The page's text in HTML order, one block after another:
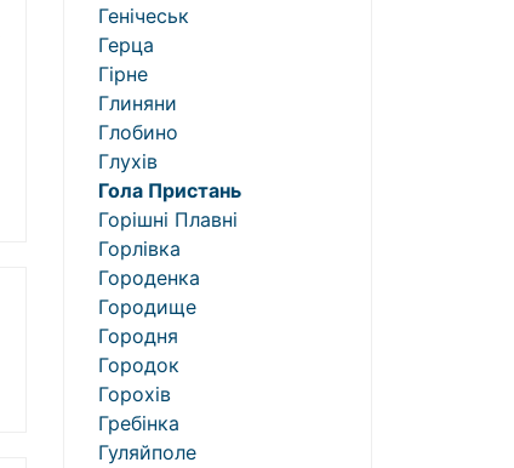
Генічеськ
Герца
Гірне
Глиняни
Глобино
Глухів
Гола Пристань
Горішні Плавні
Горлівка
Городенка
Городище
Городня
Городок
Горохів
Гребінка
Гуляйполе